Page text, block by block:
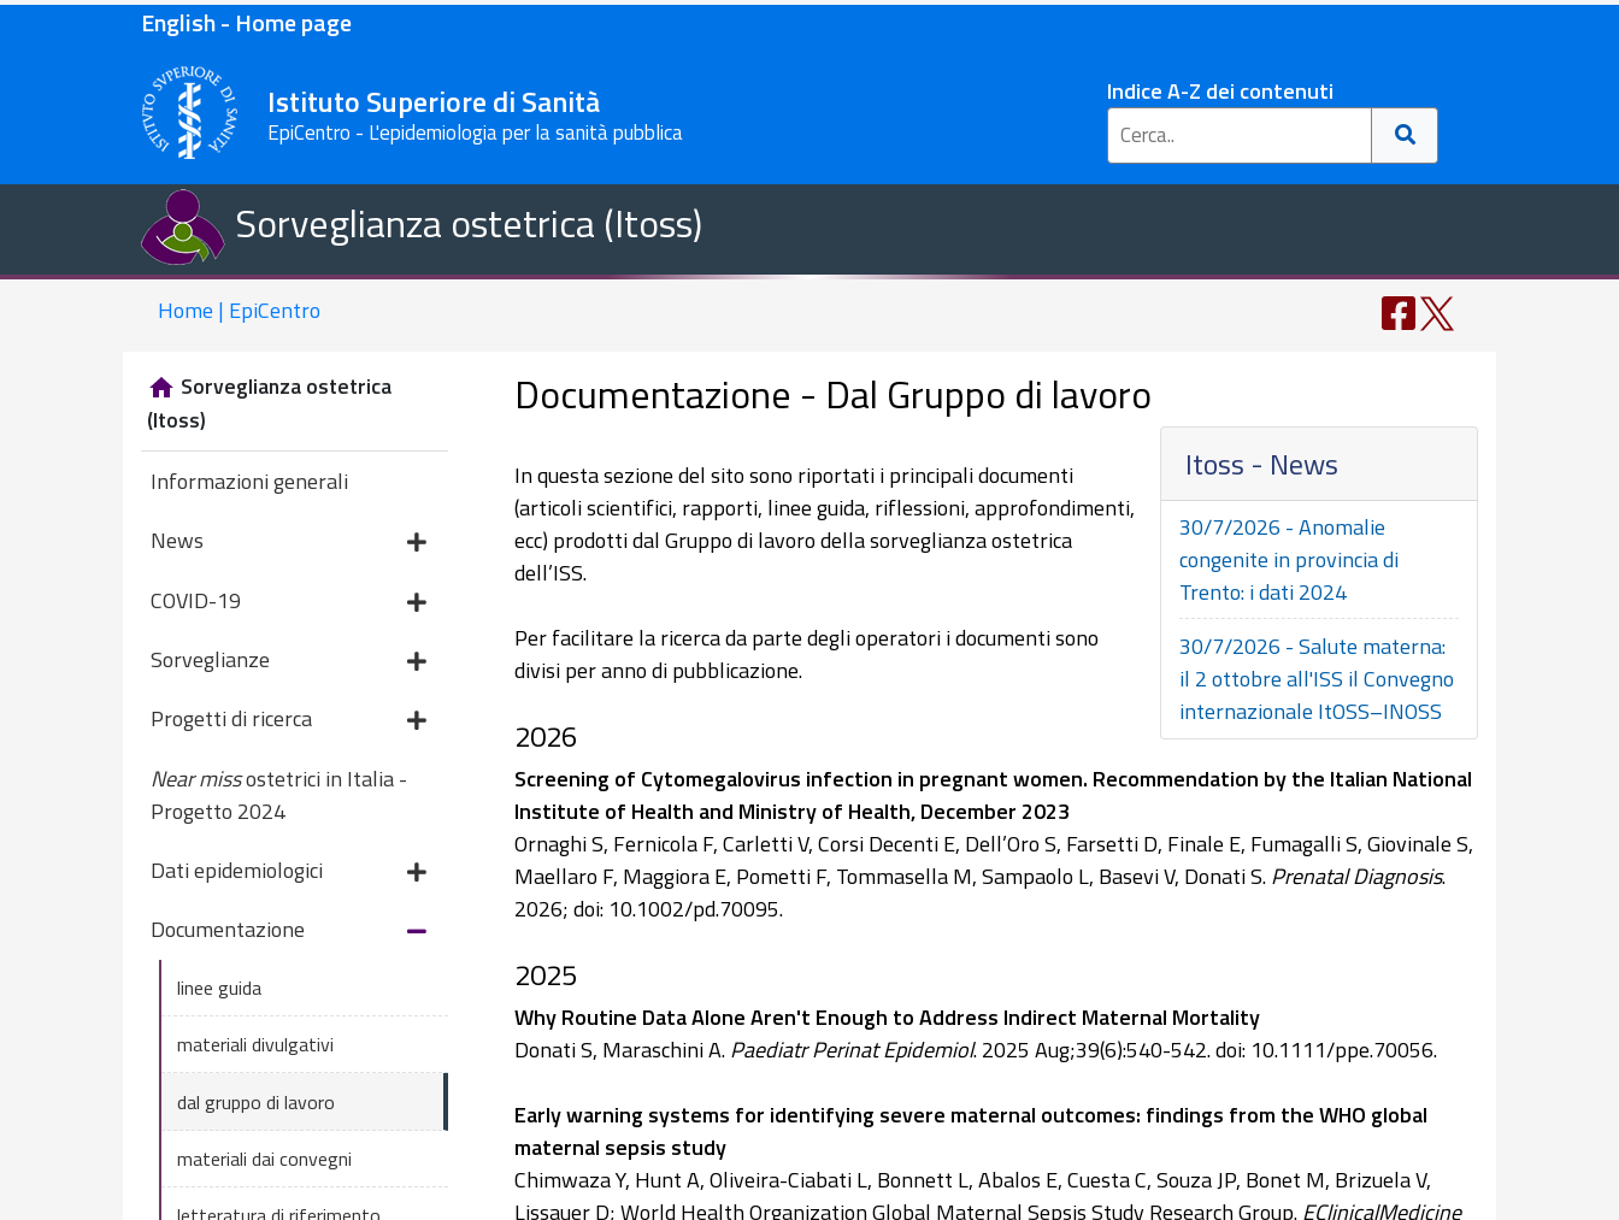
English - Home page
Istituto Superiore di Sanità
EpiCentro - L'epidemiologia per la sanità pubblica
Indice A-Z dei contenuti
Sorveglianza ostetrica (Itoss)
Home | EpiCentro
Sorveglianza ostetrica
(Itoss)
Informazioni generali
News
COVID-19
Sorveglianze
Progetti di ricerca
Near missostetrici in Italia -
Progetto 2024
Dati epidemiologici
Documentazione
linee guida
materiali divulgativi
dal gruppo di lavoro
materiali dai convegni
Documentazione - Dal Gruppo di lavoro
Itoss - News
30/7/2026 - Anomalie
congenite in provincia di
Trento: i dati 2024
30/7/2026 - Salute materna:
il 2 ottobre all'ISS il Convegno
internazionale ItOSS–INOSS
In questa sezione del sito sono riportati i principali documenti
(articoli scientifici, rapporti, linee guida, riflessioni, approfondimenti,
ecc) prodotti dal Gruppo di lavoro della sorveglianza ostetrica
dell’ISS.
Per facilitare la ricerca da parte degli operatori i documenti sono
divisi per anno di pubblicazione.
2026
Screening of Cytomegalovirus infection in pregnant women. Recommendation by the Italian National
Institute of Health and Ministry of Health, December 2023
Ornaghi S, Fernicola F, Carletti V, Corsi Decenti E, Dell’Oro S, Farsetti D, Finale E, Fumagalli S, Giovinale S,
Maellaro F, Maggiora E, Pometti F, Tommasella M, Sampaolo L, Basevi V, Donati S.Prenatal Diagnosis.
2026; doi: 10.1002/pd.70095.
2025
Why Routine Data Alone Aren't Enough to Address Indirect Maternal Mortality
Donati S, Maraschini A.Paediatr Perinat Epidemiol. 2025 Aug;39(6):540-542. doi: 10.1111/ppe.70056.
Early warning systems for identifying severe maternal outcomes: findings from the WHO global
maternal sepsis study
Chimwaza Y, Hunt A, Oliveira-Ciabati L, Bonnett L, Abalos E, Cuesta C, Souza JP, Bonet M, Brizuela V,
Lissauer D; World Health Organization Global Maternal Sepsis Study Research Group.EClinicalMedicine